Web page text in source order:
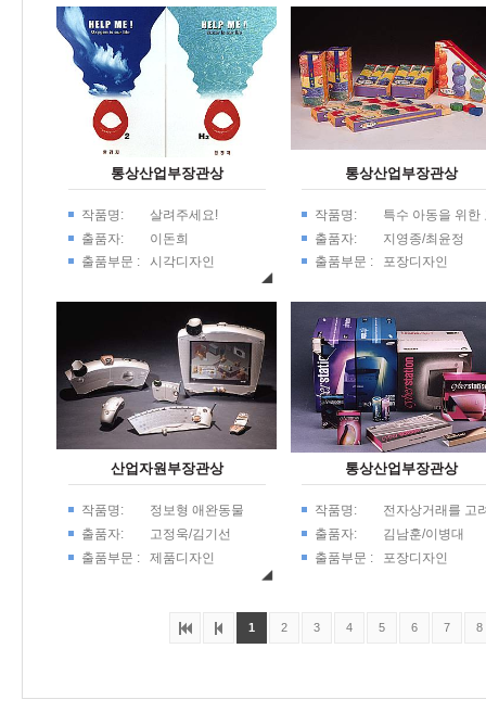
통상산업부장관상
작품명:
살려주세요!
출품자:
이돈희
출품부문 :
시각디자인
통상산업부장관상
작품명:
특수 아동을 위한
재/ 교구 포장디
출품자:
지영종/최윤정
출품부문 :
포장디자인
산업자원부장관상
작품명:
정보형 애완동물
출품자:
고정욱/김기선
출품부문 :
제품디자인
통상산업부장관상
작품명:
전자상거래를 고
한 주문형 PC 포
디자인
출품자:
김남훈/이병대
출품부문 :
포장디자인
1 2 3 4 5 6 7 8